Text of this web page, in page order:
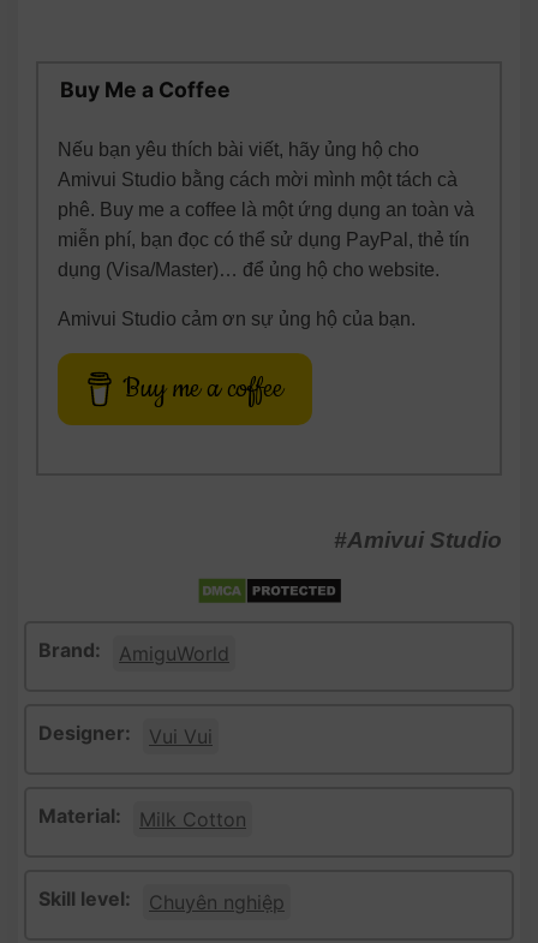
Buy Me a Coffee
Nếu bạn yêu thích bài viết, hãy ủng hộ cho
Amivui Studio bằng cách mời mình một tách cà
phê. Buy me a coffee là một ứng dụng an toàn và
miễn phí, bạn đọc có thể sử dụng PayPal, thẻ tín
dụng (Visa/Master)… để ủng hộ cho website.
Amivui Studio cảm ơn sự ủng hộ của bạn.
Buy me a coffee
#Amivui Studio
Brand: AmiguWorld
Designer: Vui Vui
Material: Milk Cotton
Skill level: Chuyên nghiệp